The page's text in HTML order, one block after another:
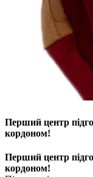
Перший центр
кордоном!
Перший центр
кордоном!